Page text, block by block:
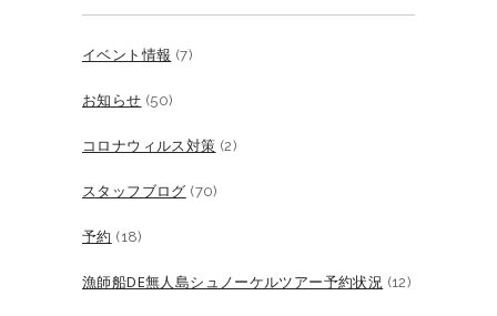
イベント情報 (7)
お知らせ (50)
コロナウィルス対策 (2)
スタッフブログ (70)
予約 (18)
漁師船DE無人島シュノーケルツアー予約状況 (12)